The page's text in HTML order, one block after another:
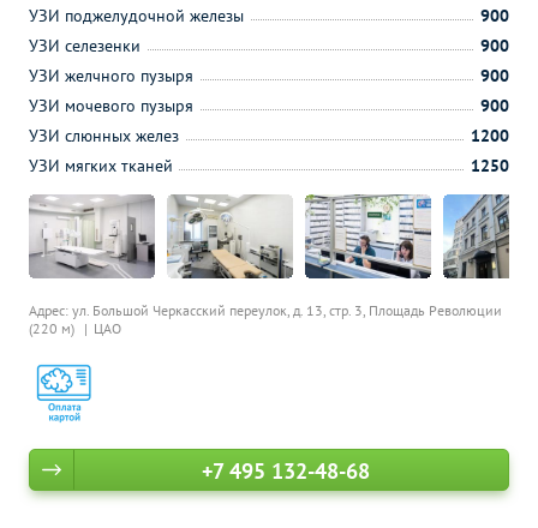
Адрес: ул. Большой Черкасский переулок, д. 13, стр. 3, Площадь Революции
(220 м)
ЦАО
УЗИ поджелудочной железы
900
УЗИ селезенки
900
УЗИ желчного пузыря
900
УЗИ мочевого пузыря
900
УЗИ слюнных желез
1200
УЗИ мягких тканей
1250
+7 495 132-48-68